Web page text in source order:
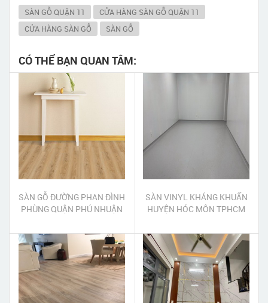
SÀN GỖ QUẬN 11
CỬA HÀNG SÀN GỖ QUẬN 11
CỬA HÀNG SÀN GỖ
SÀN GỖ
CÓ THỂ BẠN QUAN TÂM:
SÀN GỖ ĐƯỜNG PHAN ĐÌNH
PHÙNG QUẬN PHÚ NHUẬN
SÀN VINYL KHÁNG KHUẨN
HUYỆN HÓC MÔN TPHCM